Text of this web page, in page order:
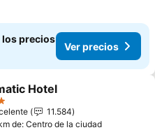
los precios
Ver precios
a favoritos
Hotel
11.584
de: Centro de la ciudad